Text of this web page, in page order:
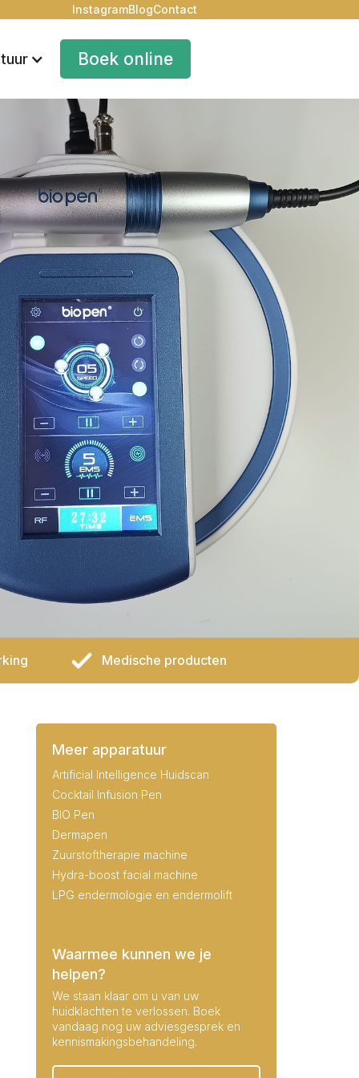
InstagramBlogContact
Boek online
Medische producten
Meer apparatuur
Artificial Intelligence Huidscan
Cocktail Infusion Pen
BIO Pen
Dermapen
Zuurstoftherapie machine
Hydra-boost facial machine
LPG endermologie en endermolift
Waarmee kunnen we je
helpen?
We staan klaar om u van uw
huidklachten te verlossen. Boek
vandaag nog uw adviesgesprek en
kennismakingsbehandeling.